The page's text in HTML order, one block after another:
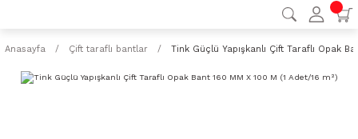
Anasayfa Çift taraflı bantlar Tink Güçlü Yapışkanlı Çift Taraflı Opak